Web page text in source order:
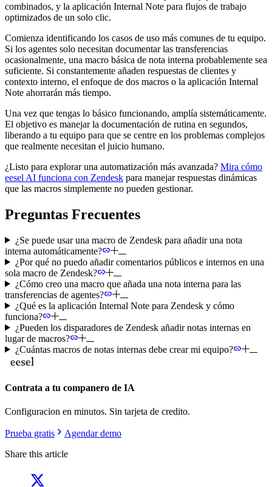
combinados, y la aplicación Internal Note para flujos de trabajo
optimizados de un solo clic.
Comienza identificando los casos de uso más comunes de tu equipo.
Si los agentes solo necesitan documentar las transferencias
ocasionalmente, una macro básica de nota interna probablemente sea
suficiente. Si constantemente añaden respuestas de clientes y
contexto interno, el enfoque de dos macros o la aplicación Internal
Note ahorrarán más tiempo.
Una vez que tengas lo básico funcionando, amplía sistemáticamente.
El objetivo es manejar la documentación de rutina en segundos,
liberando a tu equipo para que se centre en los problemas complejos
que realmente necesitan el juicio humano.
¿Listo para explorar una automatización más avanzada? Mira cómo
eesel AI funciona con Zendesk para manejar respuestas dinámicas
que las macros simplemente no pueden gestionar.
Preguntas Frecuentes
¿Se puede usar una macro de Zendesk para añadir una nota
interna automáticamente?
¿Por qué no puedo añadir comentarios públicos e internos en una
sola macro de Zendesk?
¿Cómo creo una macro que añada una nota interna para las
transferencias de agentes?
¿Qué es la aplicación Internal Note para Zendesk y cómo
funciona?
¿Pueden los disparadores de Zendesk añadir notas internas en
lugar de macros?
¿Cuántas macros de notas internas debe crear mi equipo?
Contrata a tu companero de IA
Configuracion en minutos. Sin tarjeta de credito.
Prueba gratis
Agendar demo
Share this article